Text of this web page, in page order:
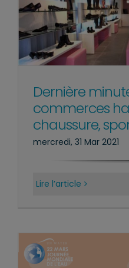
Dernière
commerces
chaussure,
mercredi, 31 Mar 2021
Lire l’article